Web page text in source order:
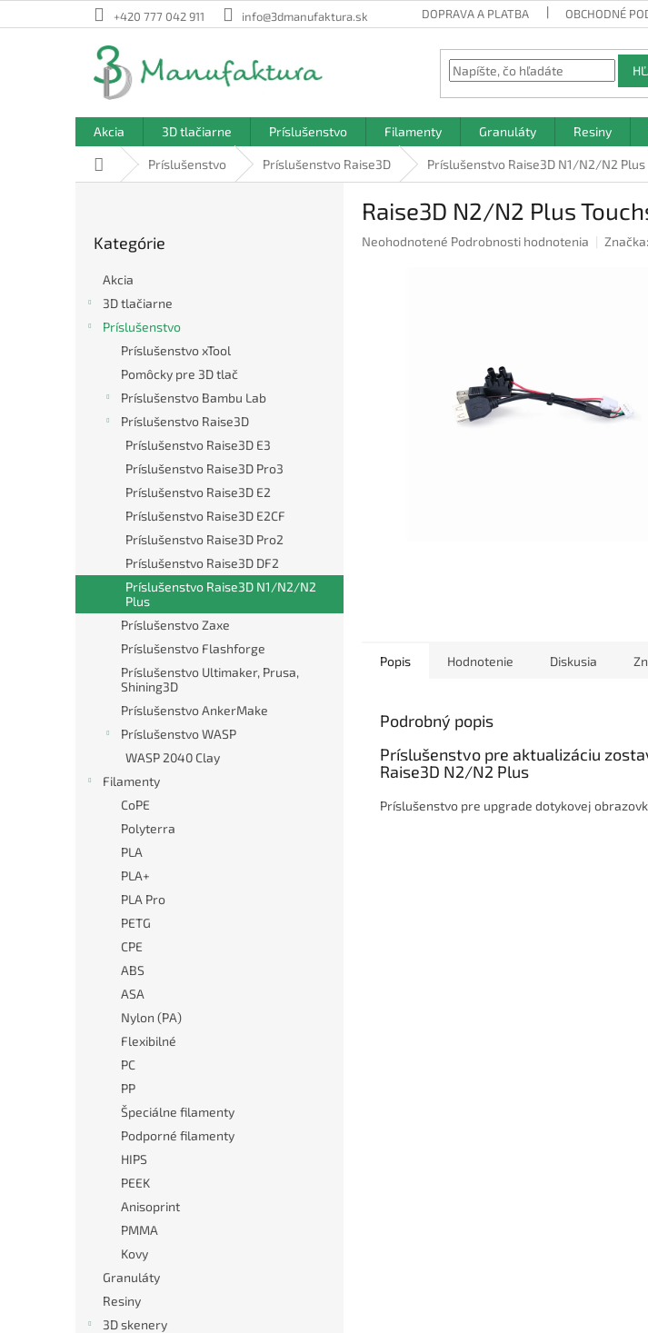
na
+420 777 042 911 info@3dmanufaktura.sk DOPRAVA A PLATBA OBCHODNÉ
Akcia 3D tlačiarne Príslušenstvo Filamenty Granuláty Resiny
DomovPríslušenstvo Príslušenstvo Raise3D Príslušenstvo Raise3D N1/N2/N2 Plus
kategórie
Kategórie
Akcia
3D tlačiarne
Príslušenstvo
Príslušenstvo xTool
Pomôcky pre 3D tlač
Príslušenstvo Bambu Lab
Príslušenstvo Raise3D
Príslušenstvo Raise3D E3
Príslušenstvo Raise3D Pro3
Príslušenstvo Raise3D E2
Príslušenstvo Raise3D E2CF
Príslušenstvo Raise3D Pro2
Príslušenstvo Raise3D DF2
Príslušenstvo Raise3D N1/N2/N2
Plus
Príslušenstvo Zaxe
Príslušenstvo Flashforge
Príslušenstvo Ultimaker, Prusa,
Shining3D
Príslušenstvo AnkerMake
Príslušenstvo WASP
WASP 2040 Clay
Filamenty
CoPE
Polyterra
PLA
PLA+
PLA Pro
PETG
CPE
ABS
ASA
Nylon (PA)
Flexibilné
PC
PP
Špeciálne filamenty
Podporné filamenty
HIPS
PEEK
Anisoprint
PMMA
Kovy
Granuláty
Resiny
3D skenery
Raise3D N2/N2 Plus
Priemerné
Neohodnotené Podrobnosti hodnotenia Značka:
Popis Hodnotenie Diskusia
Podrobný popis
Príslušenstvo pre aktualizáciu
Raise3D N2/N2 Plus
Príslušenstvo pre upgrade dotykovej